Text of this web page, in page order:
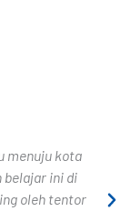
menuju kota
belajar ini di
oleh tentor